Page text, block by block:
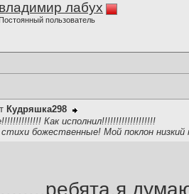
владимир лабух
Постоянный пользователь
Кудряшка298
Как исполнил!!!!!!!!!!!!!!!!!!!
стихи божественные! Мой поклон